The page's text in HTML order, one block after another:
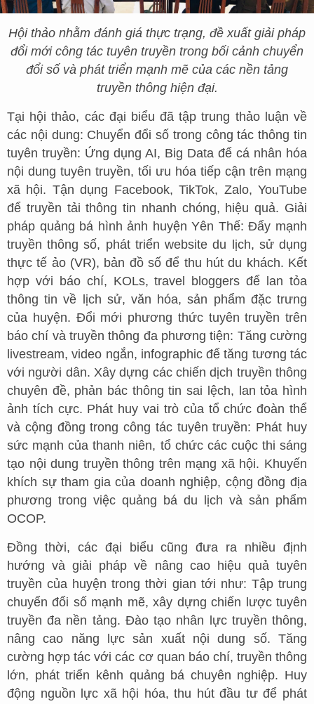
Hội thảo nhằm đánh giá thực trạng, đề xuất giải pháp
đổi mới công tác tuyên truyền trong bối cảnh chuyển
đổi số và phát triển mạnh mẽ của các nền tảng
truyền thông hiện đại.
Tại hội thảo, các đại biểu đã tập trung thảo luận về
các nội dung: Chuyển đổi số trong công tác thông tin
tuyên truyền: Ứng dụng AI, Big Data để cá nhân hóa
nội dung tuyên truyền, tối ưu hóa tiếp cận trên mạng
xã hội. Tận dụng Facebook, TikTok, Zalo, YouTube
để truyền tải thông tin nhanh chóng, hiệu quả. Giải
pháp quảng bá hình ảnh huyện Yên Thế: Đẩy mạnh
truyền thông số, phát triển website du lịch, sử dụng
thực tế ảo (VR), bản đồ số để thu hút du khách. Kết
hợp với báo chí, KOLs, travel bloggers để lan tỏa
thông tin về lịch sử, văn hóa, sản phẩm đặc trưng
của huyện. Đổi mới phương thức tuyên truyền trên
báo chí và truyền thông đa phương tiện: Tăng cường
livestream, video ngắn, infographic để tăng tương tác
với người dân. Xây dựng các chiến dịch truyền thông
chuyên đề, phản bác thông tin sai lệch, lan tỏa hình
ảnh tích cực. Phát huy vai trò của tổ chức đoàn thể
và cộng đồng trong công tác tuyên truyền: Phát huy
sức mạnh của thanh niên, tổ chức các cuộc thi sáng
tạo nội dung truyền thông trên mạng xã hội. Khuyến
khích sự tham gia của doanh nghiệp, cộng đồng địa
phương trong việc quảng bá du lịch và sản phẩm
OCOP.
Đồng thời, các đại biểu cũng đưa ra nhiều định
hướng và giải pháp về nâng cao hiệu quả tuyên
truyền của huyện trong thời gian tới như: Tập trung
chuyển đổi số mạnh mẽ, xây dựng chiến lược tuyên
truyền đa nền tảng. Đào tạo nhân lực truyền thông,
nâng cao năng lực sản xuất nội dung số. Tăng
cường hợp tác với các cơ quan báo chí, truyền thông
lớn, phát triển kênh quảng bá chuyên nghiệp. Huy
động nguồn lực xã hội hóa, thu hút đầu tư để phát